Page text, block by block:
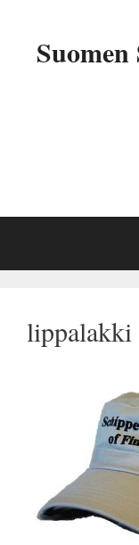
lippalakki